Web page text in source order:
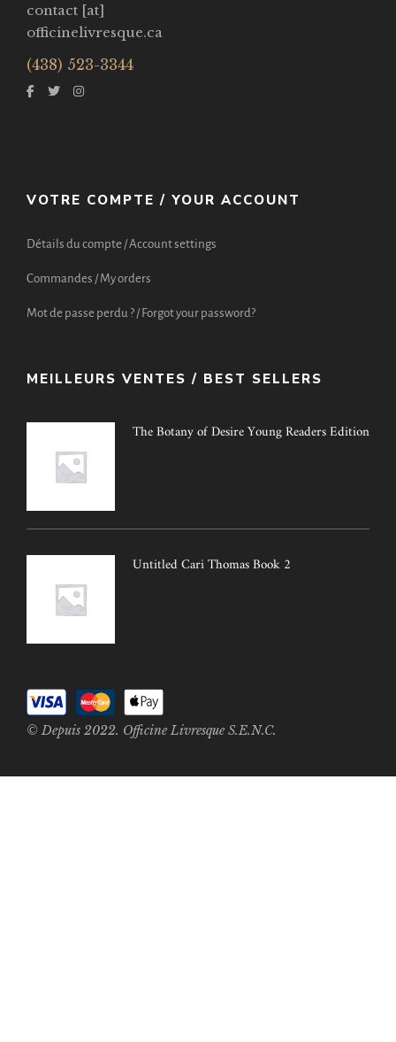
contact [at]
officinelivresque.ca
(438) 523-3344
VOTRE COMPTE / YOUR ACCOUNT
Détails du compte / Account settings
Commandes / My orders
Mot de passe perdu ? / Forgot your password?
MEILLEURS VENTES / BEST SELLERS
The Botany of Desire Young Readers Edition
Untitled Cari Thomas Book 2
© Depuis 2022. Officine Livresque S.E.N.C.